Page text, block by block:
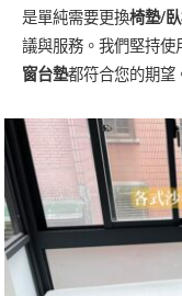
是單純需要更換椅墊/
議與服務。我們堅持
窗台墊都符合您的期望